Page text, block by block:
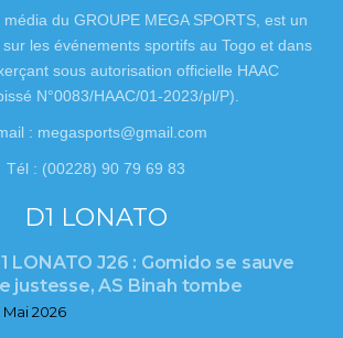
média du GROUPE MEGA SPORTS, est un
sur les événements sportifs au Togo et dans
sous autorisation officielle HAAC
N°0083/HAAC/01-2023/pl/P).
: megasports@gmail.com
Tél : (00228) 90 79 69 83
D1 LONATO
LONATO J26 : Gomido se sauve
justesse, AS Binah tombe
Mai 2026